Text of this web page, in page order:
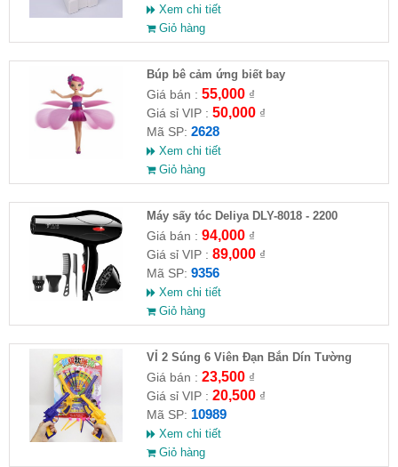
Xem chi tiết
Giỏ hàng
​Búp bê cảm ứng biết bay
Giá bán : 55,000₫
Giá sỉ VIP : 50,000₫
Mã SP: 2628
Xem chi tiết
Giỏ hàng
Máy sấy tóc Deliya DLY-8018 - 2200
Giá bán : 94,000₫
Giá sỉ VIP : 89,000₫
Mã SP: 9356
Xem chi tiết
Giỏ hàng
VỈ 2 Súng 6 Viên Đạn Bắn Dín Tường
Giá bán : 23,500₫
Giá sỉ VIP : 20,500₫
Mã SP: 10989
Xem chi tiết
Giỏ hàng